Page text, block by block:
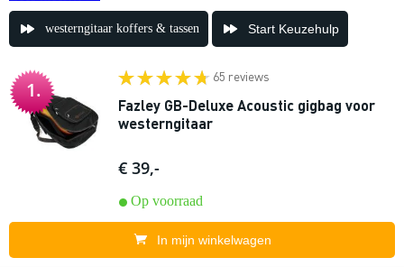
westerngitaar koffers & tassen Start Keuzehulp
1.
65 reviews
Fazley GB-Deluxe Acoustic gigbag voor
westerngitaar
€ 39,-
Op voorraad
In mijn winkelwagen